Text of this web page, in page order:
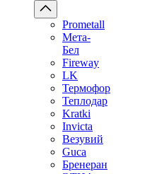
Prometall
Мета-
Бел
Fireway
LK
Термофор
Теплодар
Kratki
Invicta
Везувий
Guca
Бренеран